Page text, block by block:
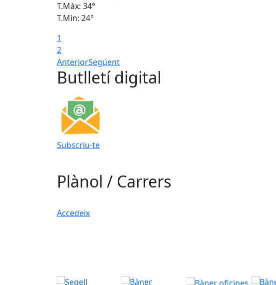
T.Màx: 34°
T.Min: 24°
1
2
AnteriorSegüent
Butlletí digital
Subscriu-te
Plànol / Carrers
Accedeix